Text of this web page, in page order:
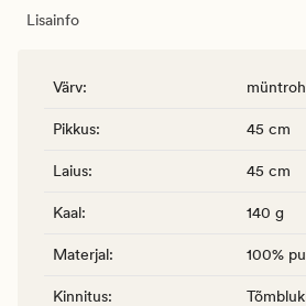
Lisainfo
Värv:
Pikkus: 45 cm
Laius: 45 cm
Kaal: 140 g
Materjal: 100%
Kinnitus: